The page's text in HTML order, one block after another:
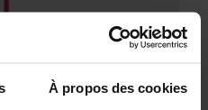
À propos des cookies
pour laver mon vêtement